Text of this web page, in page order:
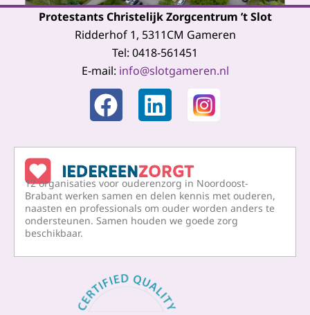
Protestants Christelijk Zorgcentrum ’t Slot
Ridderhof 1, 5311CM Gameren
Tel: 0418-561451
E-mail: info@slotgameren.nl
F
a
c
e
b
o
k
L
i
n
k
e
d
n
12 organisaties voor ouderenzorg in Noordoost-
Brabant werken samen en delen kennis met ouderen,
naasten en professionals om ouder worden anders te
ondersteunen. Samen houden we goede zorg
beschikbaar.